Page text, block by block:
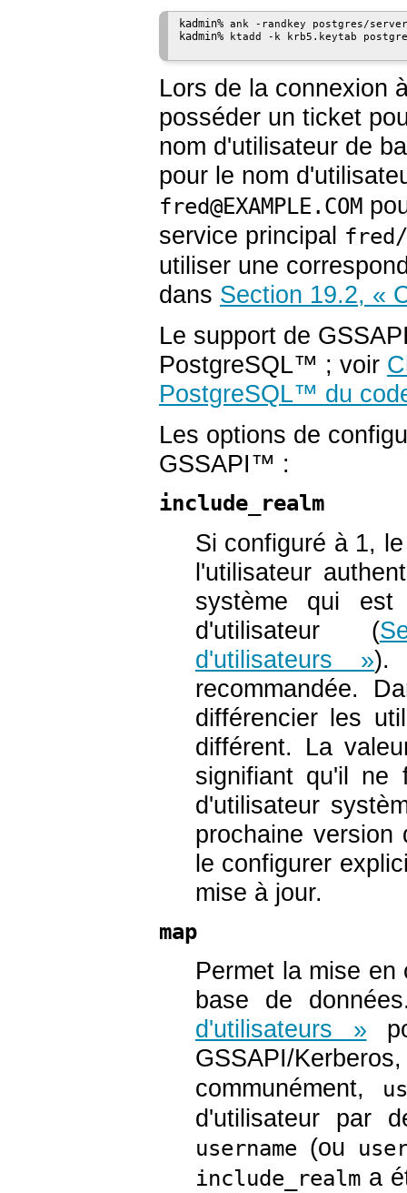
kadmin% ank -randkey postgres/
kadmin% ktadd -k krb5.keytab
Lors de la connexion
posséder un ticket
nom d'utilisateur de
pour le nom
fred@EXAMPLE.COM
service principal fred/
utiliser une
dans Section 19.2, «
Le support de
PostgreSQL™ ; voir
PostgreSQL™ du
Les options de
GSSAPI™ :
include_realm
Si configuré à 1,
l'utilisateur
système qui est
d'utilisateur (
d'utilisateurs »).
recommandée.
différencier les
différent. La
signifiant qu'il ne
d'utilisateur
prochaine
le configurer
mise à jour.
map
Permet la mise
base de
d'utilisateurs »
GSSAPI/
communément,
d'utilisateur par
username (ou
include_realm a